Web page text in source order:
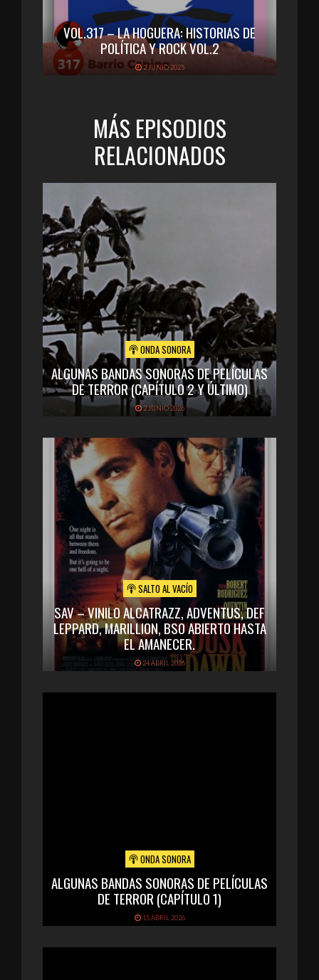
VOL.317 – LA HOGUERA: HISTORIAS DE
POLÍTICA Y ROCK VOL.2
2 JUNIO 2025
MÁS EPISODIOS
RELACIONADOS
ONDA SONORA
ALGUNAS BANDAS SONORAS DE PELÍCULAS
DE TERROR (CAPÍTULO 2 Y ÚLTIMO)
2 JUNIO 2026
SALTO AL VACÍO
SAV – VINILO ALCATRAZZ, ADVENTUS, DEF
LEPPARD, MARILLION, BSO ABIERTO HASTA
EL AMANECER.
24 ABRIL 2026
ONDA SONORA
ALGUNAS BANDAS SONORAS DE PELÍCULAS
DE TERROR (CAPÍTULO 1)
15 ABRIL 2026